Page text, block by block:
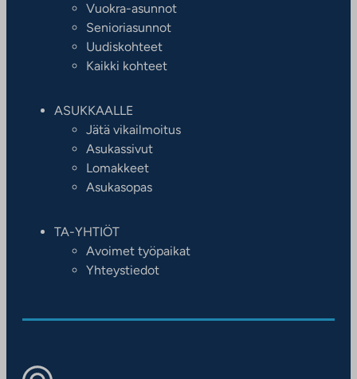
Vuokra-asunnot
Senioriasunnot
Uudiskohteet
Kaikki kohteet
ASUKKAALLE
Jätä vikailmoitus
Asukassivut
Lomakkeet
Asukasopas
TA-YHTIÖT
Avoimet työpaikat
Yhteystiedot